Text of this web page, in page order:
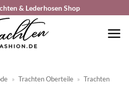
& Lederhosen Shop
» Trachten Oberteile » Trachten